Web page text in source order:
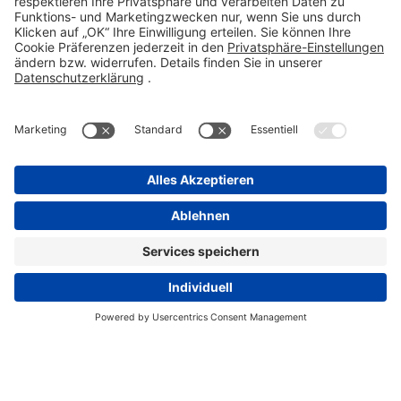
Kontakt
Compliance Reporting Portal ⧉
FOLGEN SIE UNS
Datenschutz
Disclaimer
Pflichtangaben